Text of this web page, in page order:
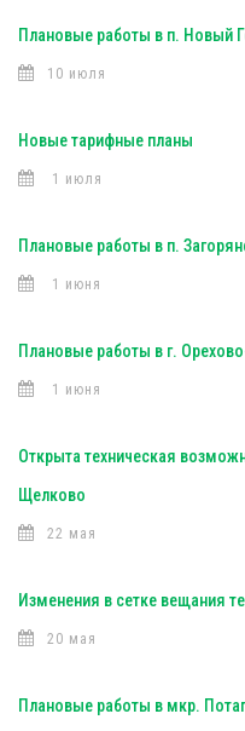
Плановые работы в п. Новый
10 июля
Новые тарифные планы
1 июля
Плановые работы в п.
1 июня
Плановые работы в г.
1 июня
Открыта техническая
Щелково
22 мая
Изменения в сетке вещания
20 мая
Плановые работы в мкр.